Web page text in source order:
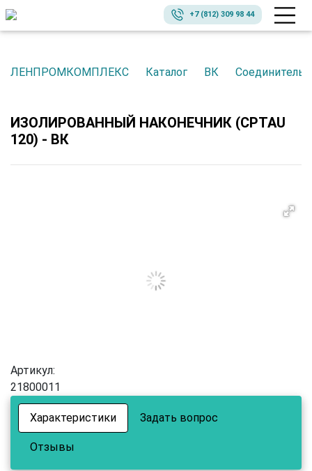
+7 (812) 309 98 44
ЛЕНПРОМКОМПЛЕКС Каталог ВК
ИЗОЛИРОВАННЫЙ НАКОНЕЧНИК (CPTAU
120) - ВК
Артикул:
21800011
Характеристики Задать вопрос
Отзывы